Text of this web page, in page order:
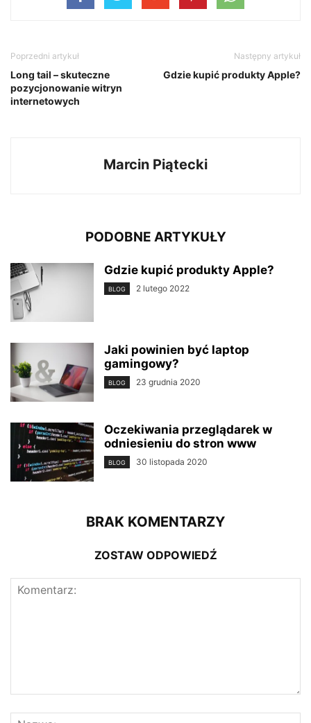
Poprzedni artykuł
Long tail – skuteczne
pozycjonowanie witryn
internetowych
Następny artykuł
Gdzie kupić produkty Apple?
Marcin Piątecki
PODOBNE ARTYKUŁY
Gdzie kupić produkty Apple?
BLOG 2 lutego 2022
Jaki powinien być laptop
gamingowy?
BLOG 23 grudnia 2020
Oczekiwania przeglądarek w
odniesieniu do stron www
BLOG 30 listopada 2020
BRAK KOMENTARZY
ZOSTAW ODPOWIEDŹ